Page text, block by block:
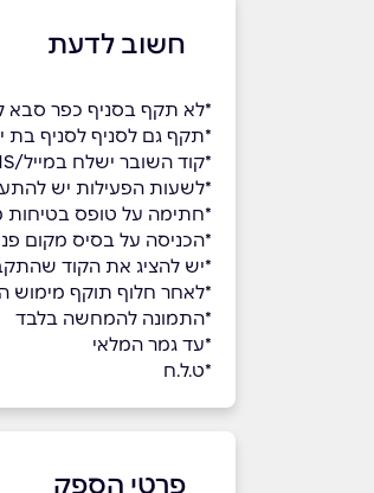
חשוב לדעת
*לא תקף בסניף כפר סבא
*תקף גם לסניף לסניף בת
*קוד השובר ישלח במייל/SMS
*לשעות הפעילות יש
*חתימה על טופס בטיחות
*הכניסה על בסיס מקום
*יש להציג את הקוד
*לאחר חלוף תוקף מימוש
*התמונה להמחשה בלבד
*עד גמר המלאי
*ט.ל.ח
פרטי הספק